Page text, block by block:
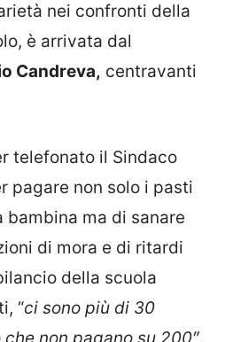
nei confronti della
è arrivata dal
Candreva, centravanti
telefonato il Sindaco
pagare non solo i pasti
bambina ma di sanare
di mora e di ritardi
della scuola
“ci sono più di 30
non pagano su 200″,